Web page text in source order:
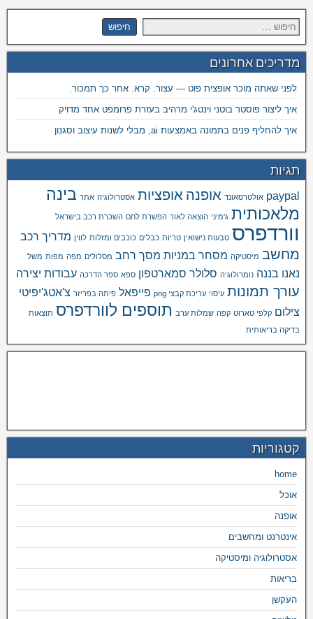
מדריכים אחרונים
לפני שאתה מוכר אופצית פוט — עצור. קרא. אחר כך תמכור.
איך ליצור פוסטר בוטני וינטג'י מרהיב בעזרת פרומפט אחד מדויק
איך להחליף פנים בתמונה באמצעות ai, מבלי לשנות עיצוב וסגנון
תגיות
paypal אולטרסאונד אופנה אופציות אסטרולוגיה אתר בינה
מלאכותית ג'מיני הוצאה לאור הפשרת לחם השכרת רכב בישראל
וורדפרס טבעות נישואין טריות כבלים כוכבים ומזלות לווין מדריך רכב
מחשב מיסטיקה מסחר במניות מסך רחב מסלולים מפה מפות משל
נאנו בננה נומרולוגיה סלולר סמארטפון ספא ספר הדרכה עבודות יצירה
עורך תמונות עיסוי עריכת קבצי png פייפאל פיתה בפריזר צ'אטג'יפיטי
צילום קלפי טארוט קפה שמלות ערב תוספים לוורדפרס תוצאות
בדיקה בריאותית
קטגוריות
home
אוכל
אופנה
אינטרנט ומחשבים
אסטרולוגיה ומיסטיקה
בריאות
העקשן